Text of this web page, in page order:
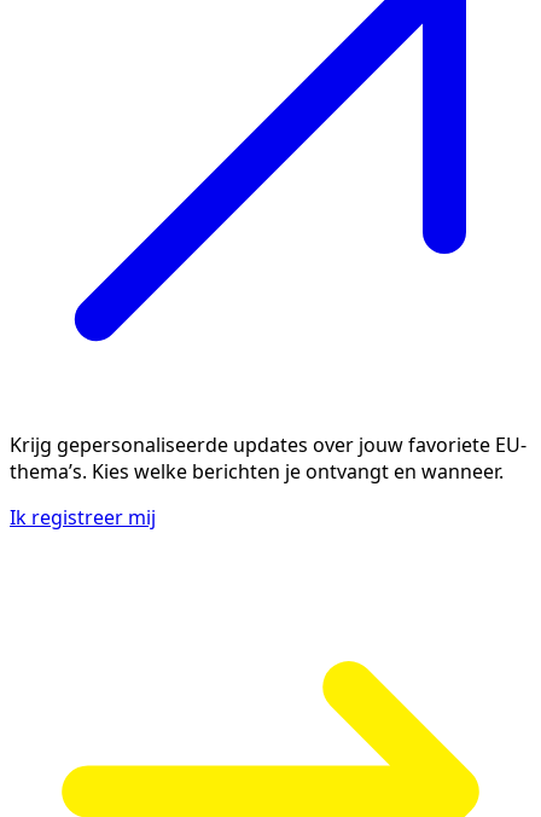
Krijg gepersonaliseerde updates over jouw favoriete EU-
thema’s. Kies welke berichten je ontvangt en wanneer.
Ik registreer mij